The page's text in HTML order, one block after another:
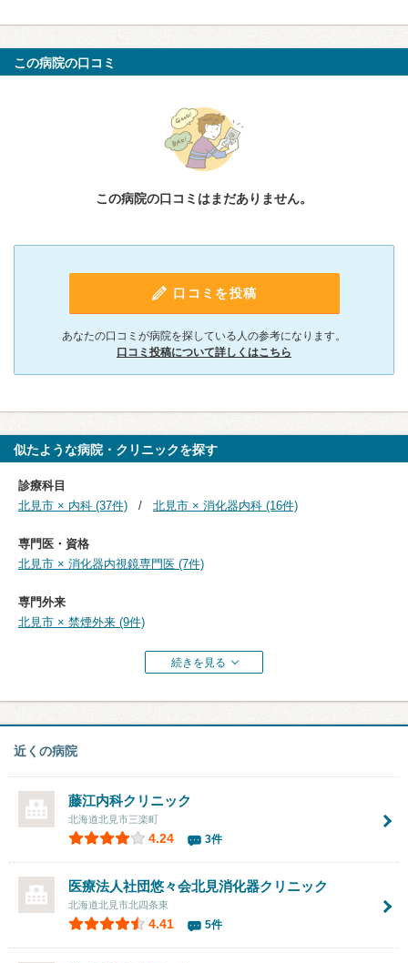
この病院の口コミ
この病院の口コミはまだありません。
口コミを投稿
あなたの口コミが病院を探している人の参考になります。
口コミ投稿について詳しくはこちら
似たような病院・クリニックを探す
診療科目
北見市 × 内科 (37件)
北見市 × 消化器内科 (16件)
専門医・資格
北見市 × 消化器内視鏡専門医 (7件)
専門外来
北見市 × 禁煙外来 (9件)
続きを見る
近くの病院
藤江内科クリニック
北海道北見市三楽町
4.24 3件
医療法人社団悠々会北見消化器クリニック
北海道北見市北四条東
4.41 5件